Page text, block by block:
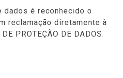
é reconhecido o
reclamação diretamente à
PROTEÇÃO DE DADOS.